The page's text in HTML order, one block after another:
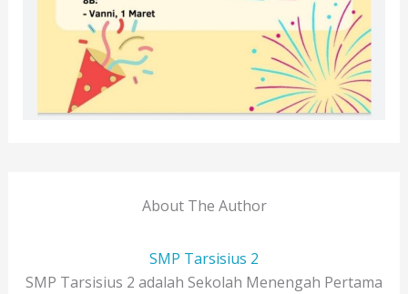
About The Author
SMP Tarsisius 2
SMP Tarsisius 2 adalah Sekolah Menengah Pertama